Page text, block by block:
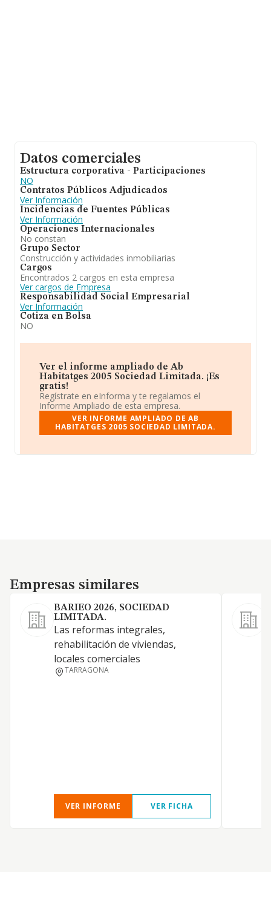
Datos comerciales
Estructura corporativa - Participaciones
NO
Contratos Públicos Adjudicados
Ver Información
Incidencias de Fuentes Públicas
Ver Información
Operaciones Internacionales
No constan
Grupo Sector
Construcción y actividades inmobiliarias
Cargos
Encontrados 2 cargos en esta empresa
Ver cargos de Empresa
Responsabilidad Social Empresarial
Ver Información
Cotiza en Bolsa
NO
Ver el informe ampliado de Ab
Habitatges 2005 Sociedad Limitada. ¡Es
gratis!
Regístrate en eInforma y te regalamos el
Informe Ampliado de esta empresa.
VER INFORME AMPLIADO DE AB
HABITATGES 2005 SOCIEDAD LIMITADA.
Empresas similares
Empresas similares
BARIEO 2026, SOCIEDAD
LIMITADA.
Las reformas integrales,
rehabilitación de viviendas,
locales comerciales
TARRAGONA
VER INFORME VER FICHA